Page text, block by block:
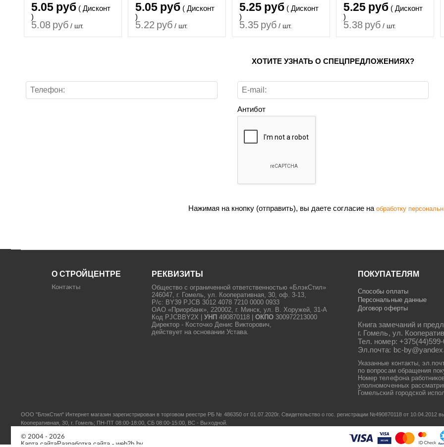
5.05 руб ( Дисконт
)
5.08 руб / шт.
5.05 руб ( Дисконт
)
5.22 руб / шт.
5.25 руб ( Дисконт
)
5.35 руб / шт.
5.25 руб ( Дисконт
)
5.38 руб / шт.
ХОТИТЕ УЗНАТЬ О СПЕЦПРЕДЛОЖЕНИЯХ?
Антибот
Нажимая на кнопку (отправить), вы даете согласие на обработку
О СТРОЙЦЕНТРЕ
Контакты
РЕКВИЗИТЫ
Общество с ограниченной ответственностью «БлэкСтил»
246047, г. Гомель, ул. Кооперативная, 30, оф. 3-13,
Р/с: BY39 PJCB 3012 4078 7210 0000 0933
ОАО «Приорбанк», 220002, г. Минск, ул. В. Хоружей, 31-А
Код PJCBBY2X |УНП 490870118 |ОКПО 300972213000
Директор - Косточко Денис Викторович,
действует на основании Устава.
ПОКУПАТЕЛЯМ
Способы оплаты
Персональные данные
Договор оферты
Книга замечаний и
г. Гомель, ул.
Тел. номер:
Эл.почта: bc-
Указанные контакты,
по вопросам обращения
Номер телефона
уполномоченных
Гомельский городской
ООО "БлэкСтил" Интернет магазин зарегистрирован в торговом реестре РБ № 486350 от 01.07.2020г. Свидетельство о гос. регистрации №490870118 от
Кооперативная, 30, г. Гомель; ПН-ПТ 08:00-18:00, СБ 08:00-15:00, ВС - Выходной.
© 2004 - 2026
Карта сайтаРазработка сайта - web2b.by